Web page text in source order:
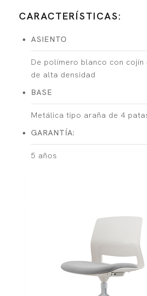
CARACTERÍSTICAS:
ASIENTO
De polímero blanco con cojín
de alta densidad
BASE
Metálica tipo araña de 4
GARANTÍA:
5 años